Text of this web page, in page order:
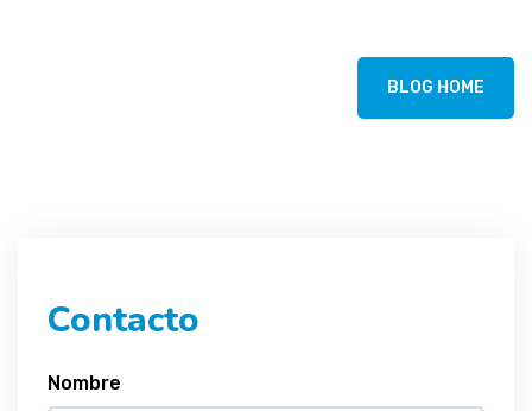
BLOG HOME
Contacto
Nombre